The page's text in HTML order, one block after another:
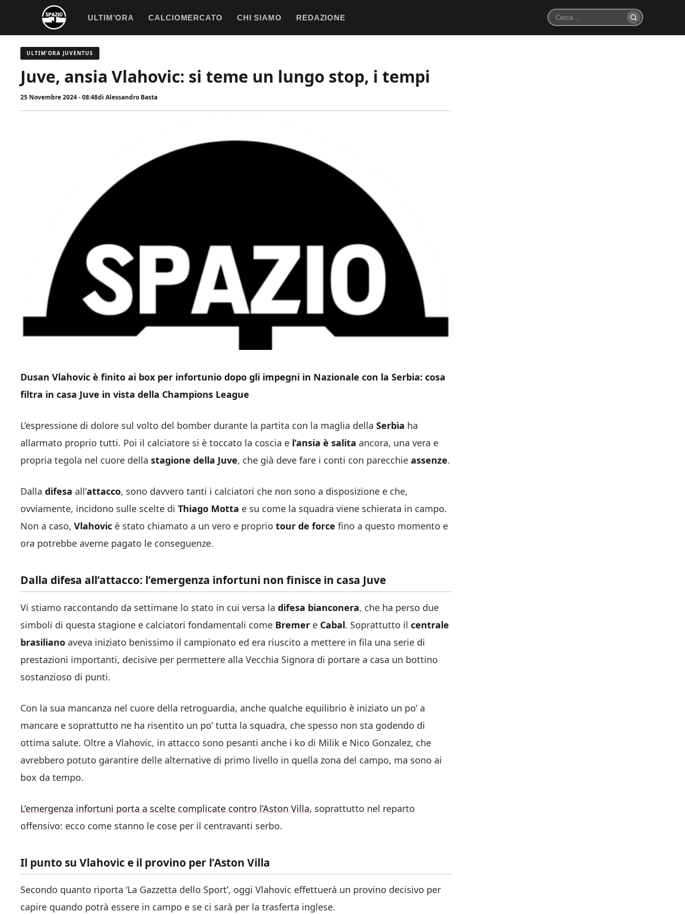
contenuto
ULTIM’ORA CALCIOMERCATO CHI SIAMO REDAZIONE
Cerca
ULTIM'ORA JUVENTUS
Juve, ansia Vlahovic: si teme un lungo stop, i tempi
25 Novembre 2024 - 08:48di Alessandro Basta
Dusan Vlahovic è finito ai box per infortunio dopo gli impegni in Nazionale con la Serbia: cosa
filtra in casa Juve in vista della Champions League
L’espressione di dolore sul volto del bomber durante la partita con la maglia della Serbia ha
allarmato proprio tutti. Poi il calciatore si è toccato la coscia e l’ansia è salita ancora, una vera e
propria tegola nel cuore della stagione della Juve, che già deve fare i conti con parecchie assenze.
Dalla difesa all’attacco, sono davvero tanti i calciatori che non sono a disposizione e che,
ovviamente, incidono sulle scelte di Thiago Motta e su come la squadra viene schierata in campo.
Non a caso, Vlahovic è stato chiamato a un vero e proprio tour de force fino a questo momento e
ora potrebbe averne pagato le conseguenze.
Dalla difesa all’attacco: l’emergenza infortuni non finisce in casa Juve
Vi stiamo raccontando da settimane lo stato in cui versa la difesa bianconera, che ha perso due
simboli di questa stagione e calciatori fondamentali come Bremer e Cabal. Soprattutto il centrale
brasiliano aveva iniziato benissimo il campionato ed era riuscito a mettere in fila una serie di
prestazioni importanti, decisive per permettere alla Vecchia Signora di portare a casa un bottino
sostanzioso di punti.
Con la sua mancanza nel cuore della retroguardia, anche qualche equilibrio è iniziato un po’ a
mancare e soprattutto ne ha risentito un po’ tutta la squadra, che spesso non sta godendo di
ottima salute. Oltre a Vlahovic, in attacco sono pesanti anche i ko di Milik e Nico Gonzalez, che
avrebbero potuto garantire delle alternative di primo livello in quella zona del campo, ma sono ai
box da tempo.
L’emergenza infortuni porta a scelte complicate contro l’Aston Villa, soprattutto nel reparto
offensivo: ecco come stanno le cose per il centravanti serbo.
Il punto su Vlahovic e il provino per l’Aston Villa
Secondo quanto riporta ‘La Gazzetta dello Sport’, oggi Vlahovic effettuerà un provino decisivo per
capire quando potrà essere in campo e se ci sarà per la trasferta inglese.